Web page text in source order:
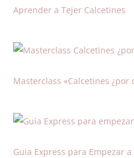
Aprender a Tejer Calcetines
Masterclass «Calcetines ¿por
Guia Express para Empezar